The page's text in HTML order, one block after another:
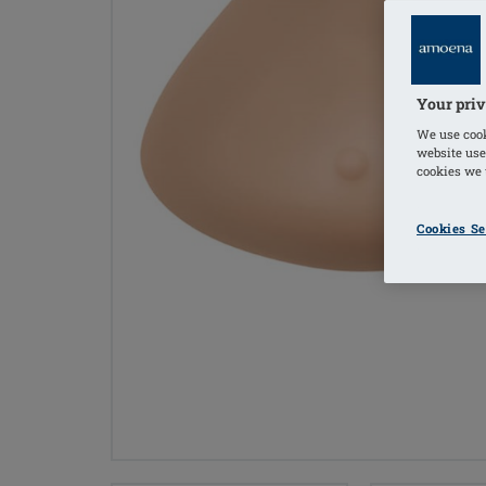
Your
We use
website
cookies we
Cookies